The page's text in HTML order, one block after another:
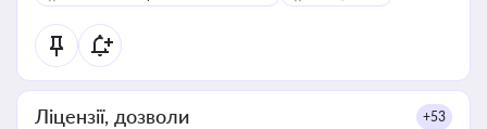
Ліцензії, дозволи +53